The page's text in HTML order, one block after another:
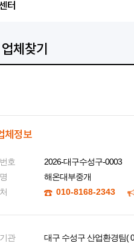
터
체찾기
체정보
호
2026-대구수성구-0003
해온대부중개
010-8168-2343
관
대구 수성구 산업환경팀(